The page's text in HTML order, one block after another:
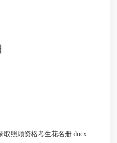
取照顾资格考生花名册.docx